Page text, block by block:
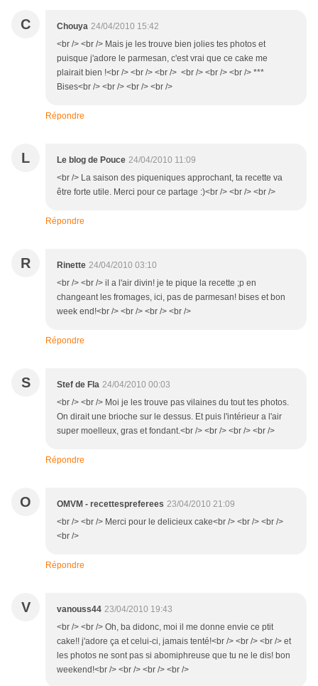
C Chouya 24/04/2010 15:42
<br /> <br /> Mais je les trouve bien jolies tes photos et
puisque j'adore le parmesan, c'est vrai que ce cake me
plairait bien !<br /> <br /> <br /> <br /> <br /> <br /> ***
Bises<br /> <br /> <br /> <br />
Répondre
L Le blog de Pouce 24/04/2010 11:09
<br /> La saison des piqueniques approchant, ta recette va
être forte utile. Merci pour ce partage :)<br /> <br /> <br />
Répondre
R Rinette 24/04/2010 03:10
<br /> <br /> il a l'air divin! je te pique la recette ;p en
changeant les fromages, ici, pas de parmesan! bises et bon
week end!<br /> <br /> <br /> <br />
Répondre
S Stef de Fla 24/04/2010 00:03
<br /> <br /> Moi je les trouve pas vilaines du tout tes photos.
On dirait une brioche sur le dessus. Et puis l'intérieur a l'air
super moelleux, gras et fondant.<br /> <br /> <br /> <br />
Répondre
O OMVM - recettespreferees 23/04/2010 21:09
<br /> <br /> Merci pour le delicieux cake<br /> <br /> <br />
<br />
Répondre
V vanouss44 23/04/2010 19:43
<br /> <br /> Oh, ba didonc, moi il me donne envie ce ptit
cake!! j'adore ça et celui-ci, jamais tenté!<br /> <br /> <br /> et
les photos ne sont pas si abomiphreuse que tu ne le dis! bon
weekend!<br /> <br /> <br /> <br />